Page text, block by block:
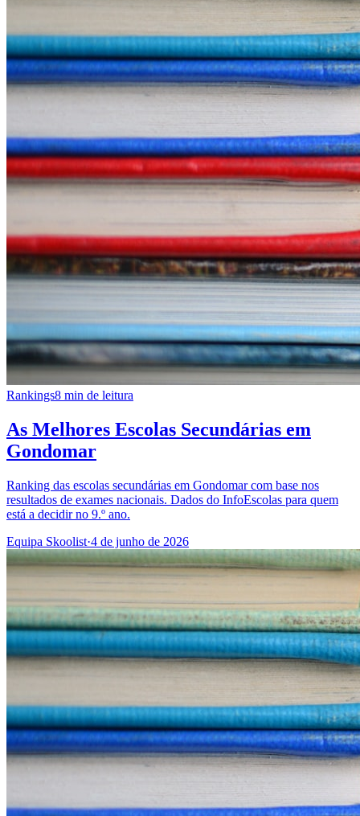
Rankings8 min de leitura
As Melhores Escolas Secundárias em
Gondomar
Ranking das escolas secundárias em Gondomar com base nos
resultados de exames nacionais. Dados do InfoEscolas para quem
está a decidir no 9.º ano.
Equipa Skoolist·4 de junho de 2026